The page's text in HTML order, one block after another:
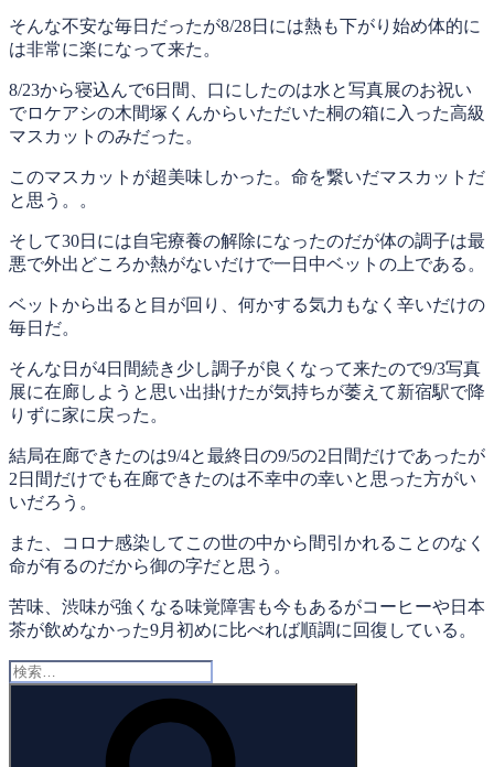
そんな不安な毎日だったが8/28日には熱も下がり始め体的に
は非常に楽になって来た。
8/23から寝込んで6日間、口にしたのは水と写真展のお祝い
でロケアシの木間塚くんからいただいた桐の箱に入った高級
マスカットのみだった。
このマスカットが超美味しかった。命を繋いだマスカットだ
と思う。。
そして30日には自宅療養の解除になったのだが体の調子は最
悪で外出どころか熱がないだけで一日中ベットの上である。
ベットから出ると目が回り、何かする気力もなく辛いだけの
毎日だ。
そんな日が4日間続き少し調子が良くなって来たので9/3写真
展に在廊しようと思い出掛けたが気持ちが萎えて新宿駅で降
りずに家に戻った。
結局在廊できたのは9/4と最終日の9/5の2日間だけであったが
2日間だけでも在廊できたのは不幸中の幸いと思った方がい
いだろう。
また、コロナ感染してこの世の中から間引かれることのなく
命が有るのだから御の字だと思う。
苦味、渋味が強くなる味覚障害も今もあるがコーヒーや日本
茶が飲めなかった9月初めに比べれば順調に回復している。
検